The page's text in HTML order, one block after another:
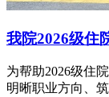
我院2026级住
为帮助2026级住
明晰职业方向、